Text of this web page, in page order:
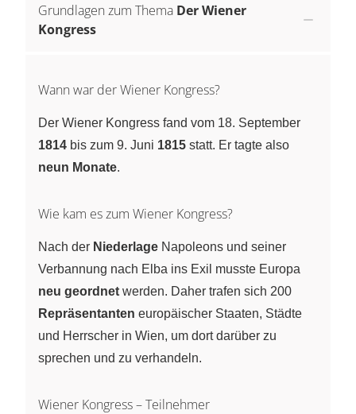
Grundlagen zum Thema Der Wiener
Kongress
Wann war der Wiener Kongress?
Der Wiener Kongress fand vom 18. September
1814 bis zum 9. Juni 1815 statt. Er tagte also
neun Monate.
Wie kam es zum Wiener Kongress?
Nach der Niederlage Napoleons und seiner
Verbannung nach Elba ins Exil musste Europa
neu geordnet werden. Daher trafen sich 200
Repräsentanten europäischer Staaten, Städte
und Herrscher in Wien, um dort darüber zu
sprechen und zu verhandeln.
Wiener Kongress – Teilnehmer